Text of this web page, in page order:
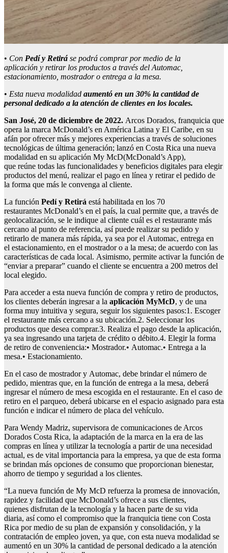
• Con Pedí y Retirá se podrá comprar por medio de la
aplicación y retirar los productos a través del Automac,
estacionamiento, mostrador o entrega a la mesa.
• Esta nueva modalidad aumentó en un 30% la cantidad de
personal dedicado a la atención de clientes en los locales.
San José, 20 de diciembre de 2022. Arcos Dorados, franquicia que
opera la marca McDonald’s en América Latina y El Caribe, en su
afán por ofrecer más y mejores experiencias a través de soluciones
tecnológicas de última generación; lanzó en Costa Rica una nueva
modalidad en su aplicación My McD(McDonald’s App),
que reúne todas las funcionalidades y beneficios digitales para elegir
productos del menú, realizar el pago en línea y retirar el pedido de
la forma que más le convenga al cliente.
La función Pedí y Retirá está habilitada en los 70
restaurantes McDonald’s en el país, la cual permite que, a través de
geolocalización, se le indique al cliente cuál es el restaurante más
cercano al punto de referencia, así puede realizar su pedido y
retirarlo de manera más rápida, ya sea por el Automac, entrega en
el estacionamiento, en el mostrador o a la mesa; de acuerdo con las
características de cada local. Asimismo, permite activar la función de
“enviar a preparar” cuando el cliente se encuentra a 200 metros del
local elegido.
Para acceder a esta nueva función de compra y retiro de productos,
los clientes deberán ingresar a la aplicación MyMcD, y de una
forma muy intuitiva y segura, seguir los siguientes pasos:1. Escoger
el restaurante más cercano a su ubicación.2. Seleccionar los
productos que desea comprar.3. Realiza el pago desde la aplicación,
ya sea ingresando una tarjeta de crédito o débito.4. Elegir la forma
de retiro de conveniencia:• Mostrador.• Automac.• Entrega a la
mesa.• Estacionamiento.
En el caso de mostrador y Automac, debe brindar el número de
pedido, mientras que, en la función de entrega a la mesa, deberá
ingresar el número de mesa escogida en el restaurante. En el caso de
retiro en el parqueo, deberá ubicarse en el espacio asignado para esta
función e indicar el número de placa del vehículo.
Para Wendy Madriz, supervisora de comunicaciones de Arcos
Dorados Costa Rica, la adaptación de la marca en la era de las
compras en línea y utilizar la tecnología a partir de una necesidad
actual, es de vital importancia para la empresa, ya que de esta forma
se brindan más opciones de consumo que proporcionan bienestar,
ahorro de tiempo y seguridad a los clientes.
“La nueva función de My McD refuerza la promesa de innovación,
rapidez y facilidad que McDonald’s ofrece a sus clientes,
quienes disfrutan de la tecnología y la hacen parte de su vida
diaria, así como el compromiso que la franquicia tiene con Costa
Rica por medio de su plan de expansión y consolidación, y la
contratación de empleo joven, ya que, con esta nueva modalidad se
aumentó en un 30% la cantidad de personal dedicado a la atención